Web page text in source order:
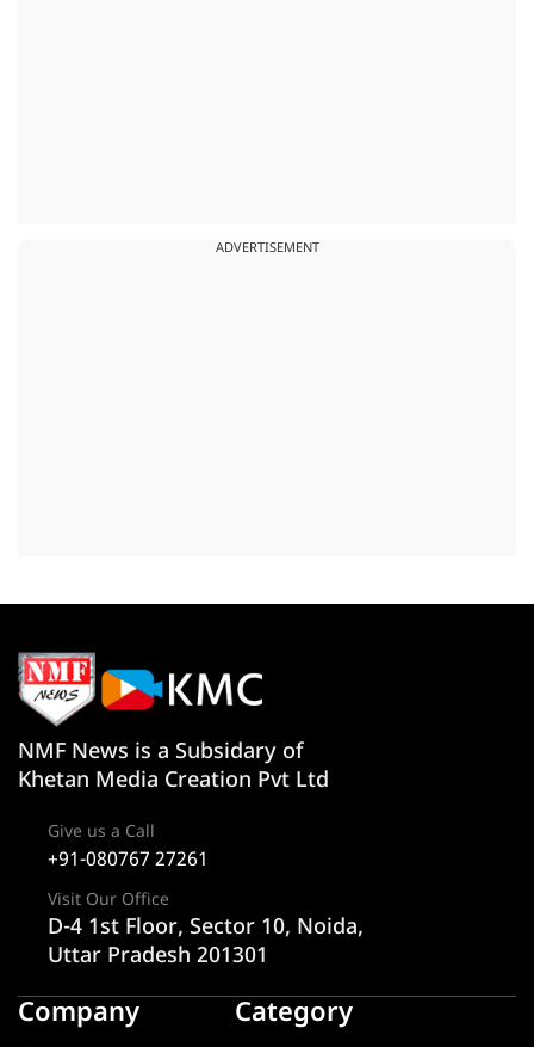
ADVERTISEMENT
NMF News is a Subsidary of
Khetan Media Creation Pvt Ltd
Give us a Call
+91-080767 27261
Visit Our Office
D-4 1st Floor, Sector 10, Noida,
Uttar Pradesh 201301
Company Category